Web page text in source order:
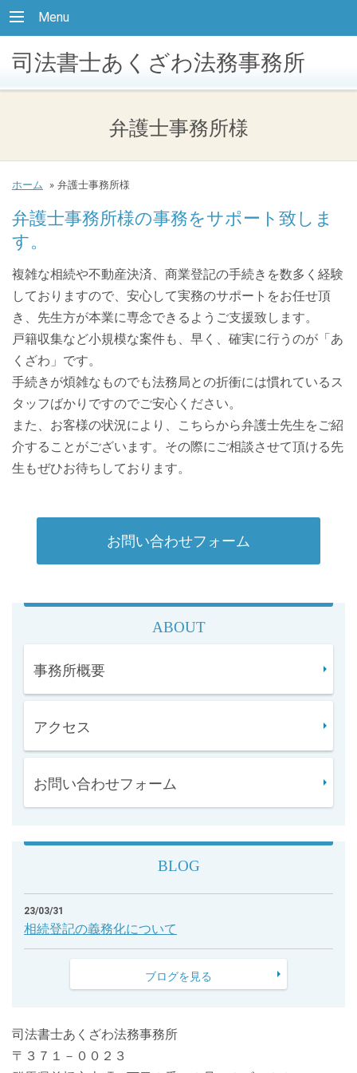
Menu
司法書士あくざわ法務事務所
弁護士事務所様
ホーム » 弁護士事務所様
弁護士事務所様の事務をサポート致しま
す。
複雑な相続や不動産決済、商業登記の手続きを数多く経験
しておりますので、安心して実務のサポートをお任せ頂
き、先生方が本業に専念できるようご支援致します。
戸籍収集など小規模な案件も、早く、確実に行うのが「あ
くざわ」です。
手続きが煩雑なものでも法務局との折衝には慣れているス
タッフばかりですのでご安心ください。
また、お客様の状況により、こちらから弁護士先生をご紹
介することがございます。その際にご相談させて頂ける先
生もぜひお待ちしております。
お問い合わせフォーム
ABOUT
事務所概要
アクセス
お問い合わせフォーム
BLOG
23/03/31
相続登記の義務化について
ブログを見る
司法書士あくざわ法務事務所
〒３７１－００２３